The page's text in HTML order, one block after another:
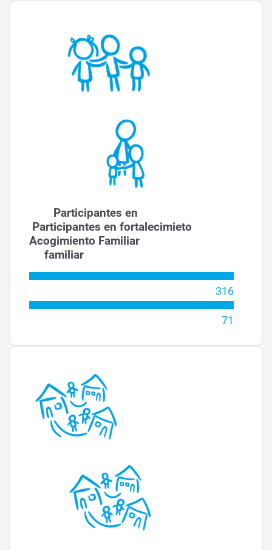
Participantes en
Participantes en fortalecimieto
Acogimiento Familiar
familiar
316
71